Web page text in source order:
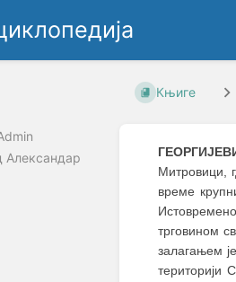
Александар
Књиге
Митровици,
време
трговином
залагањем
територији